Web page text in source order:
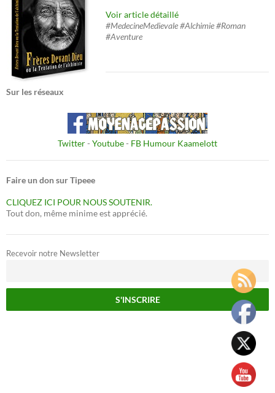
Voir article détaillé
#MedecineMedievale #Alchimie #Roman
#Aventure
Sur les réseaux
Twitter- Youtube- FB Humour Kaamelott
Faire un don sur Tipeee
CLIQUEZ ICI POUR NOUS SOUTENIR.
Tout don, même minime est apprécié.
Recevoir notre Newsletter